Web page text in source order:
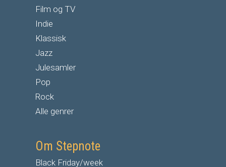
Film og TV
Indie
Klassisk
Jazz
Julesamler
Pop
Rock
Alle genrer
Om Stepnote
Black Friday/week